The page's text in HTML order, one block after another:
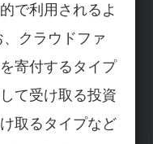
で利用されるよ
クラウドファ
寄付するタイプ
て受け取る投資
取るタイプなど